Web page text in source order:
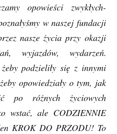
opowieści zwykłych-
w naszej fundacji
nasze życia przy okazji
wyjazdów, wydarzeń.
podzieliły się z innymi
opowiedziały o tym, jak
po różnych życiowych
wstać, ale CODZIENNIE
KROK DO PRZODU! To